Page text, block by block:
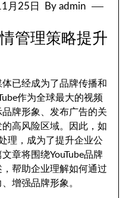
月25日 By admin
管理策略提升
已经成为了品牌传播和
作为全球最大的视频
牌形象、发布广告的关
高风险区域。因此，如
理，成为了提升企业公
章将围绕YouTube品牌
帮助企业理解如何通过
增强品牌形象。